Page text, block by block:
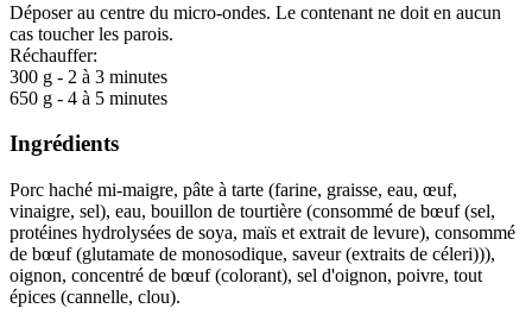
Déposer au centre du micro-ondes. Le contenant ne doit en aucun
cas toucher les parois.
Réchauffer:
300 g - 2 à 3 minutes
650 g - 4 à 5 minutes
Ingrédients
Porc haché mi-maigre, pâte à tarte (farine, graisse, eau, œuf,
vinaigre, sel), eau, bouillon de tourtière (consommé de bœuf (sel,
protéines hydrolysées de soya, maïs et extrait de levure), consommé
de bœuf (glutamate de monosodique, saveur (extraits de céleri))),
oignon, concentré de bœuf (colorant), sel d'oignon, poivre, tout
épices (cannelle, clou).